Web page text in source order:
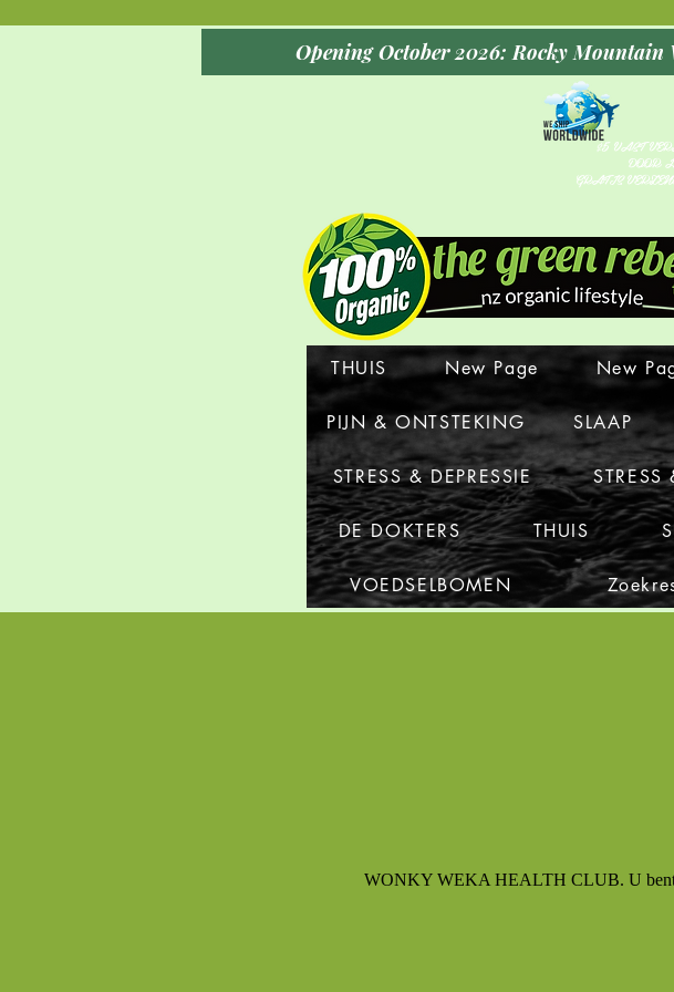
$5 VAST
DOOR
GRATIS
THUIS New Page New
PIJN & ONTSTEKING SLAAP
STRESS & DEPRESSIE STRESS
DE DOKTERS THUIS
VOEDSELBOMEN
WONKY WEKA HEALTH CLUB. U bent